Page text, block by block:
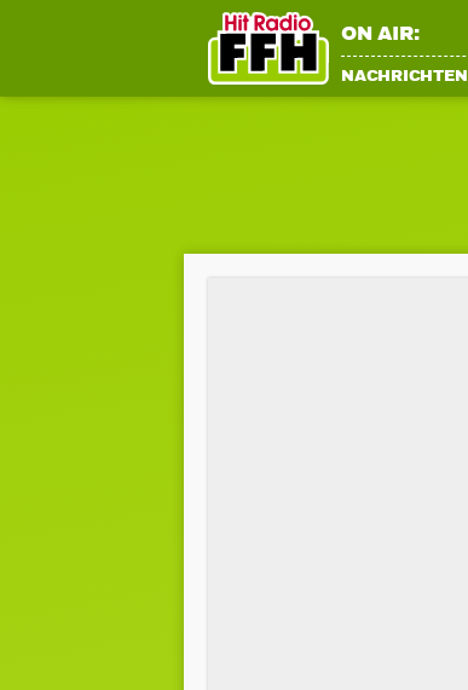
ON AIR:
NACHRICHTEN